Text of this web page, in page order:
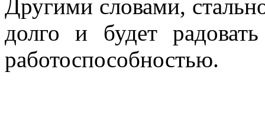
Другими словами,
долго и будет
работоспособностью.